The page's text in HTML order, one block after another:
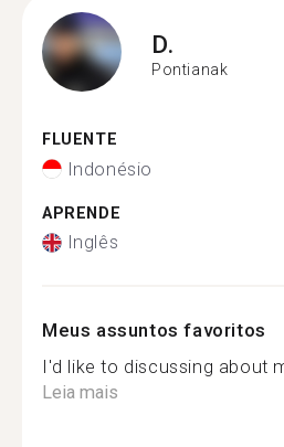
D.
Pontianak
FLUENTE
Indonésio
APRENDE
Inglês
Meus assuntos favoritos
I'd like to discussing about
Leia mais